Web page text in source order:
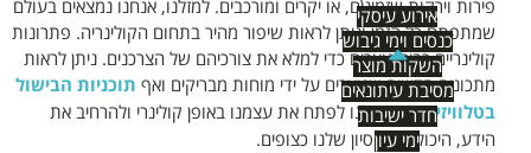
אירוע עיסקי
כנסים וימי גיבוש
השקות מוצר
מסיבת עיתונאים
חדר ישיבות
ימי עיון
פירות וירקות שזמינים, או יקרים ומורכבים. למזלנו, אנחנו נמצאים בעולם
שמתפתח כל הזמן וניתן לראות שיפור מהיר בתחום הקולינריה. פתרונות
קולינריים רבים נוצרים כדי למלא את צורכיהם של הצרכנים. ניתן לראות
מתכונים חדשים שנוצרים על ידי מוחות מבריקים ואף תוכניות הבישול
בטלוויזיהעוזרות לנו לפתח את עצמנו באופן קולינרי ולהרחיב את
הידע, היכולת והניסיון שלנו כצופים.